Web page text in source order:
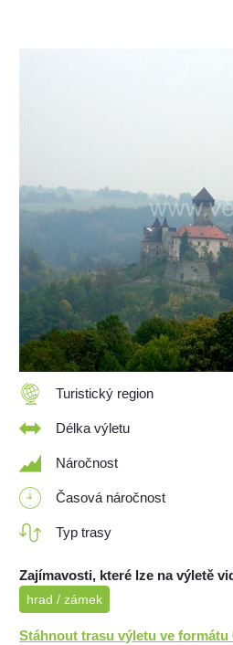
Turistický region
Délka výletu
Náročnost
Časová náročnost
Typ trasy
Zajímavosti, které lze na výletě
hrad / zámek
Stáhnout trasu výletu ve formátu